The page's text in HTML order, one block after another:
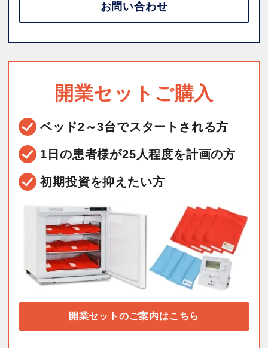
お問い合わせ
開業セットご購入
ベッド2～3台でスタートされる方
1日の患者様が25人程度を計画の方
初期投資を抑えたい方
開業セットのご案内はこちら